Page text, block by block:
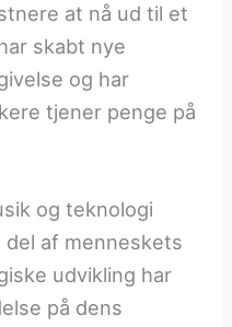
at nå ud til et
skabt nye
og har
tjener penge på
og teknologi
af menneskets
udvikling har
på dens